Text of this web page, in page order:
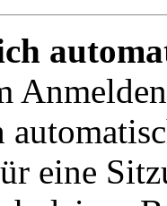
eine